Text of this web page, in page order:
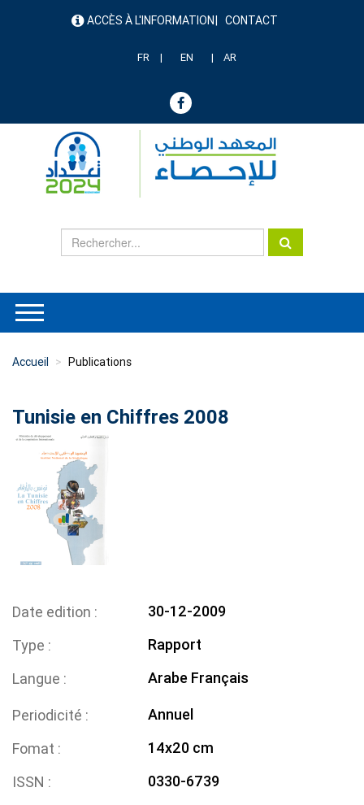
menu ACCÈS À L'INFORMATION CONTACT
FR EN AR
Accueil Publications
Tunisie en Chiffres 2008
Date edition
30-12-2009
Type
Rapport
Langue
Arabe Français
Periodicité
Annuel
Fomat
14x20 cm
ISSN
0330-6739